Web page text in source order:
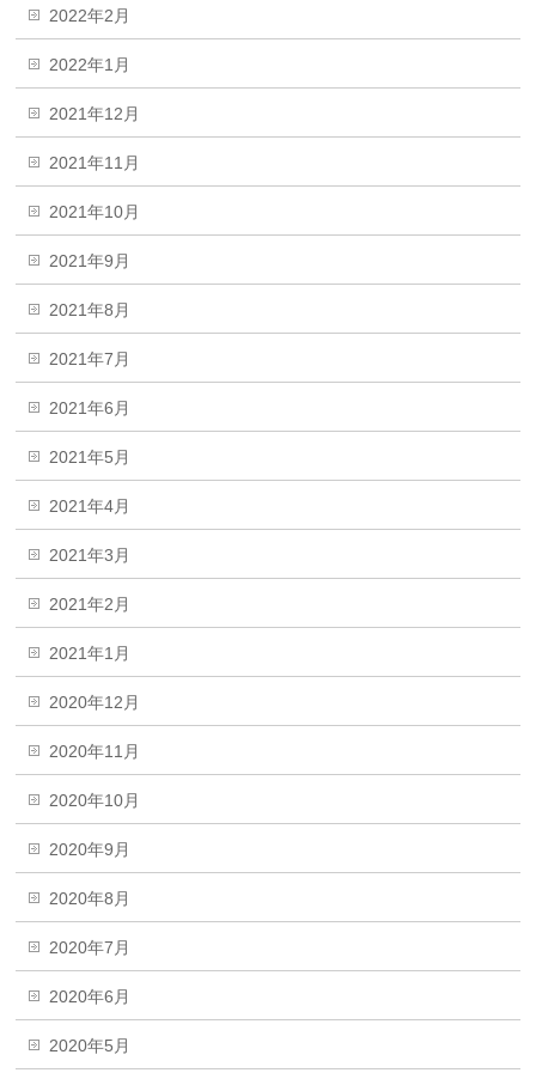
2022年2月
2022年1月
2021年12月
2021年11月
2021年10月
2021年9月
2021年8月
2021年7月
2021年6月
2021年5月
2021年4月
2021年3月
2021年2月
2021年1月
2020年12月
2020年11月
2020年10月
2020年9月
2020年8月
2020年7月
2020年6月
2020年5月